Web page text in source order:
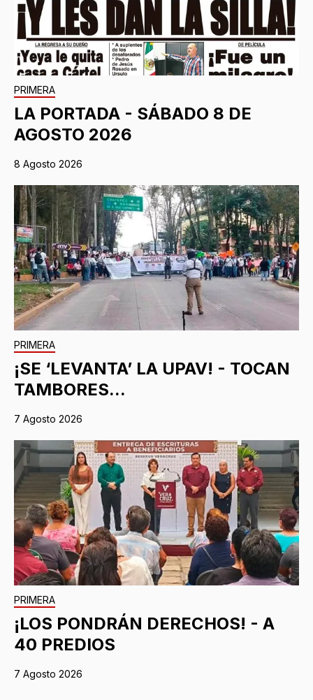
PRIMERA
LA PORTADA - SÁBADO 8 DE
AGOSTO 2026
8 Agosto 2026
PRIMERA
¡SE ‘LEVANTA’ LA UPAV! - TOCAN
TAMBORES...
7 Agosto 2026
PRIMERA
¡LOS PONDRÁN DERECHOS! - A
40 PREDIOS
7 Agosto 2026